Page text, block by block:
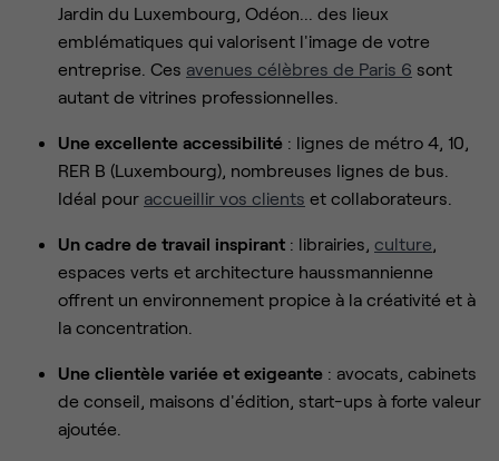
Jardin du Luxembourg, Odéon... des lieux
emblématiques qui valorisent l'image de votre
entreprise. Ces avenues célèbres de Paris 6 sont
autant de vitrines professionnelles.
Une excellente accessibilité : lignes de métro 4, 10,
RER B (Luxembourg), nombreuses lignes de bus.
Idéal pour accueillir vos clients et collaborateurs.
Un cadre de travail inspirant : librairies, culture
espaces verts et architecture haussmannienne
offrent un environnement propice à la créativité et à
la concentration.
Une clientèle variée et exigeante : avocats, cabinets
de conseil, maisons d'édition, start-ups à forte valeur
ajoutée.